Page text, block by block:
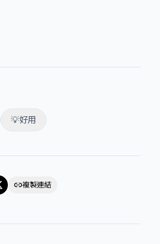
💡好用
複製連結